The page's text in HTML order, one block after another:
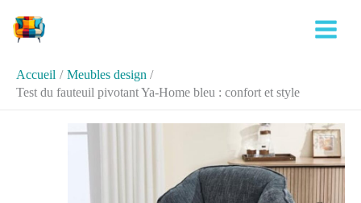
Accueil
Meubles design
Test du fauteuil pivotant Ya-Home bleu : confort et style